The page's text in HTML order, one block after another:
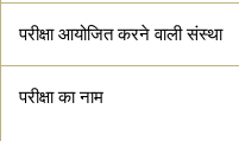
परीक्षा आयोजित करने वाली संस्था
परीक्षा का नाम